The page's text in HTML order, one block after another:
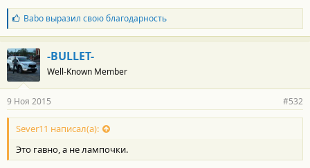
Б
л
а
г
о
д
а
н
о
с
и
:
Baboвыразил свою благодарность
-BULLET-
Well-Known Member
9 Ноя 2015 #532
Sever11 написал(а):
Это гавно, а не лампочки.